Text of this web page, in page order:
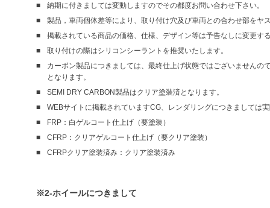
納期に付きましては変動しますのでその都度お問い合わせ下さい。
製品，車両個体差等により、取り付け穴及び車両との合わせ部をヤ
掲載されている商品の価格、仕様、デザイン等は予告なしに変更す
取り付けの際はシリコンシーラントを推奨いたします。
カーボン製品につきましては、最終仕上げ状態ではございません
となります。
SEMI DRY CARBON製品はクリア塗装済となります。
WEBサイトに掲載されていますCG、レンダリングにつきましては
FRP：白ゲルコート仕上げ（要塗装）
CFRP：クリアゲルコート仕上げ（要クリア塗装）
CFRPクリア塗装済み：クリア塗装済み
※2-ホイールにつきまして